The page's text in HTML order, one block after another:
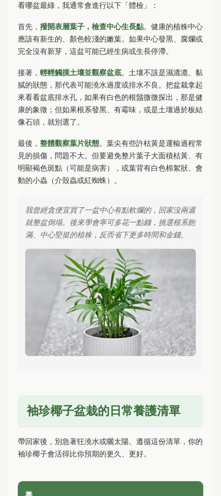
看哪盆最綠，我通常會進行以下「體檢」：
首先， 撥開表層葉子，檢查中心生長點。健康的植株中心
應該有新生的、顏色較淺的嫩葉。如果中心發黑、腐爛或
完全沒有新芽，這盆可能已經生病或生長停滯。
接著， 輕輕觸摸土壤並觀察盆底。土壤不該是濕漉漉、黏
膩的狀態，那代表可能澆水過度或排水不良。把盆栽拿起
來看看盆底排水孔，如果有白色的根鬚微微探出，那是健
康的象徵；但如果根系發黑、有霉味，或是土壤過於板結
像石頭，就別選了。
最後， 整體觀察葉片狀態。葉尖有些許枯黃是運輸過程常
見的損傷，問題不大。但要避免整片葉子大面積枯黃、有
明顯褐色斑點（可能是病害），或葉背有白色棉絮狀、會
動的小蟲（介殼蟲或紅蜘蛛）。
我曾經貪便宜買了一盆中心有點軟爛的，回家沒兩週
就整盆倒塌。後來學會寧可多花一點錢，挑選根系飽
滿、中心堅挺的植株，反而省下更多時間和金錢。
袖珍椰子盆栽的日常養護清單
帶回家後，別急著狂澆水或曬太陽。遵循這份清單，你的
袖珍椰子會活得比你預期的更久、更好。